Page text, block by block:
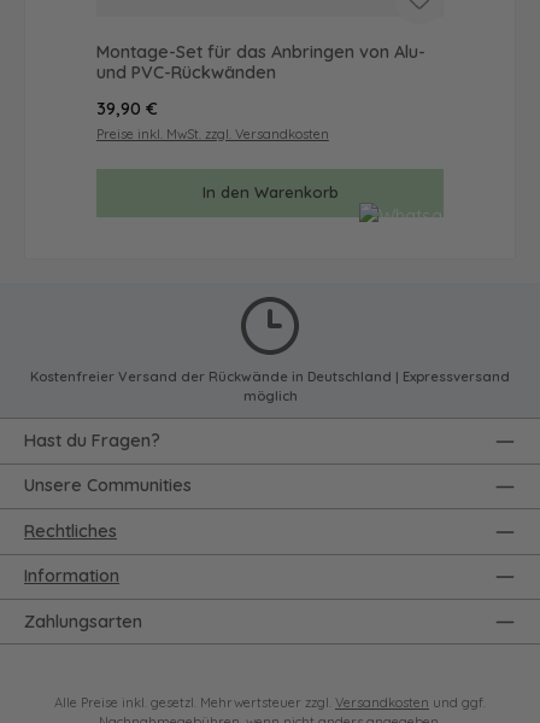
Montage-Set für das Anbringen von Alu-
und PVC-Rückwänden
Regulärer Preis:
39,90 €
Preise inkl. MwSt. zzgl. Versandkosten
In den Warenkorb
Kostenfreier Versand der Rückwände in Deutschland | Expressversand
möglich
Rechtliches
Information
Zahlungsarten
Hast du Fragen?
Unsere Communities
Alle Preise inkl. gesetzl. Mehrwertsteuer zzgl. Versandkosten und ggf.